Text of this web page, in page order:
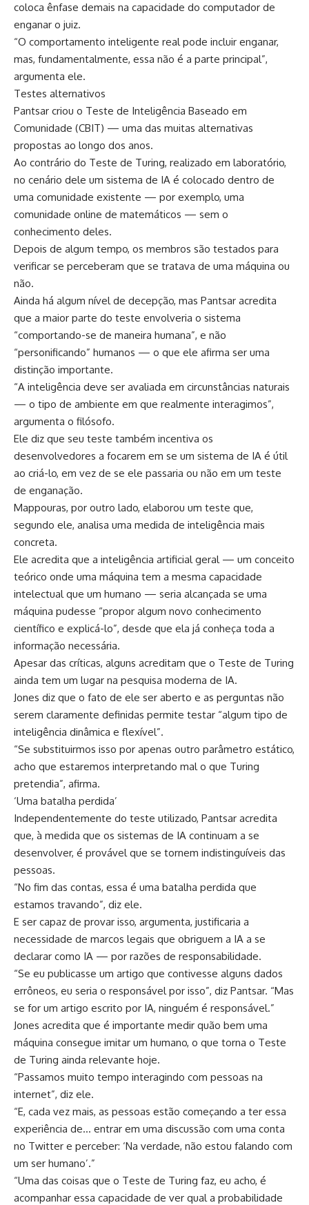
coloca ênfase demais na capacidade do computador de
enganar o juiz.
“O comportamento inteligente real pode incluir enganar,
mas, fundamentalmente, essa não é a parte principal”,
argumenta ele.
Testes alternativos
Pantsar criou o Teste de Inteligência Baseado em
Comunidade (CBIT) — uma das muitas alternativas
propostas ao longo dos anos.
Ao contrário do Teste de Turing, realizado em laboratório,
no cenário dele um sistema de IA é colocado dentro de
uma comunidade existente — por exemplo, uma
comunidade online de matemáticos — sem o
conhecimento deles.
Depois de algum tempo, os membros são testados para
verificar se perceberam que se tratava de uma máquina ou
não.
Ainda há algum nível de decepção, mas Pantsar acredita
que a maior parte do teste envolveria o sistema
“comportando-se de maneira humana”, e não
“personificando” humanos — o que ele afirma ser uma
distinção importante.
“A inteligência deve ser avaliada em circunstâncias naturais
— o tipo de ambiente em que realmente interagimos”,
argumenta o filósofo.
Ele diz que seu teste também incentiva os
desenvolvedores a focarem em se um sistema de IA é útil
ao criá-lo, em vez de se ele passaria ou não em um teste
de enganação.
Mappouras, por outro lado, elaborou um teste que,
segundo ele, analisa uma medida de inteligência mais
concreta.
Ele acredita que a inteligência artificial geral — um conceito
teórico onde uma máquina tem a mesma capacidade
intelectual que um humano — seria alcançada se uma
máquina pudesse “propor algum novo conhecimento
científico e explicá-lo”, desde que ela já conheça toda a
informação necessária.
Apesar das críticas, alguns acreditam que o Teste de Turing
ainda tem um lugar na pesquisa moderna de IA.
Jones diz que o fato de ele ser aberto e as perguntas não
serem claramente definidas permite testar “algum tipo de
inteligência dinâmica e flexível”.
“Se substituirmos isso por apenas outro parâmetro estático,
acho que estaremos interpretando mal o que Turing
pretendia”, afirma.
‘Uma batalha perdida’
Independentemente do teste utilizado, Pantsar acredita
que, à medida que os sistemas de IA continuam a se
desenvolver, é provável que se tornem indistinguíveis das
pessoas.
“No fim das contas, essa é uma batalha perdida que
estamos travando”, diz ele.
E ser capaz de provar isso, argumenta, justificaria a
necessidade de marcos legais que obriguem a IA a se
declarar como IA — por razões de responsabilidade.
“Se eu publicasse um artigo que contivesse alguns dados
errôneos, eu seria o responsável por isso”, diz Pantsar. “Mas
se for um artigo escrito por IA, ninguém é responsável.”
Jones acredita que é importante medir quão bem uma
máquina consegue imitar um humano, o que torna o Teste
de Turing ainda relevante hoje.
“Passamos muito tempo interagindo com pessoas na
internet”, diz ele.
“E, cada vez mais, as pessoas estão começando a ter essa
experiência de… entrar em uma discussão com uma conta
no Twitter e perceber: ‘Na verdade, não estou falando com
um ser humano’.”
“Uma das coisas que o Teste de Turing faz, eu acho, é
acompanhar essa capacidade de ver qual a probabilidade